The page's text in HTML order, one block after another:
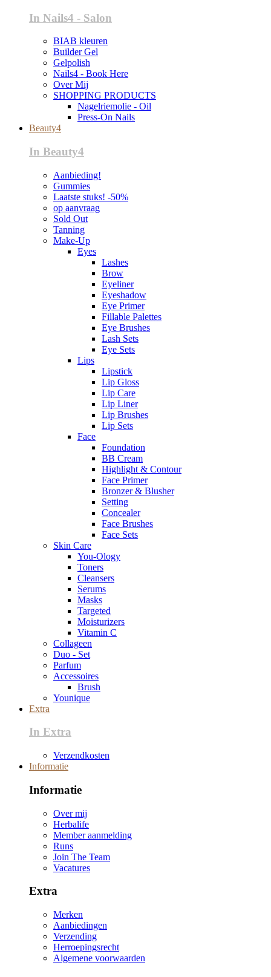
In Nails4 - Salon
BIAB kleuren
Builder Gel
Gelpolish
Nails4 - Book Here
Over Mij
SHOPPING PRODUCTS
Nagelriemolie - Oil
Press-On Nails
Beauty4
In Beauty4
Aanbieding!
Gummies
Laatste stuks! -50%
op aanvraag
Sold Out
Tanning
Make-Up
Eyes
Lashes
Brow
Eyeliner
Eyeshadow
Eye Primer
Fillable Palettes
Eye Brushes
Lash Sets
Eye Sets
Lips
Lipstick
Lip Gloss
Lip Care
Lip Liner
Lip Brushes
Lip Sets
Face
Foundation
BB Cream
Highlight & Contour
Face Primer
Bronzer & Blusher
Setting
Concealer
Face Brushes
Face Sets
Skin Care
You-Ology
Toners
Cleansers
Serums
Masks
Targeted
Moisturizers
Vitamin C
Collageen
Duo - Set
Parfum
Accessoires
Brush
Younique
Extra
In Extra
Verzendkosten
Informatie
Informatie
Over mij
Herbalife
Member aanmelding
Runs
Join The Team
Vacatures
Extra
Merken
Aanbiedingen
Verzending
Herroepingsrecht
Algemene voorwaarden